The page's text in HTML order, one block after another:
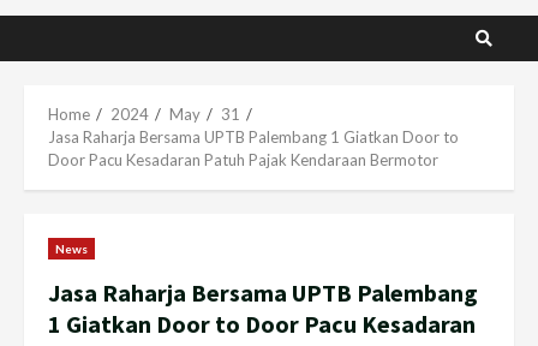
Home 2024 May
31
Jasa Raharja Bersama UPTB Palembang 1 Giatkan Door to
Door Pacu Kesadaran Patuh Pajak Kendaraan Bermotor
News
Jasa Raharja Bersama UPTB Palembang
1 Giatkan Door to Door Pacu Kesadaran